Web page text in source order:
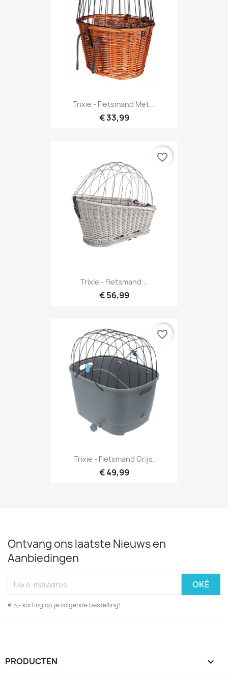
Trixie - Fietsmand Met...
€ 33,99
Trixie - Fietsmand...
€ 56,99
favorite_border
Trixie - Fietsmand Grijs.
€ 49,99
favorite_border
Ontvang ons laatste Nieuws en
Aanbiedingen
€ 5,- korting op je volgende bestelling!
PRODUCTEN 